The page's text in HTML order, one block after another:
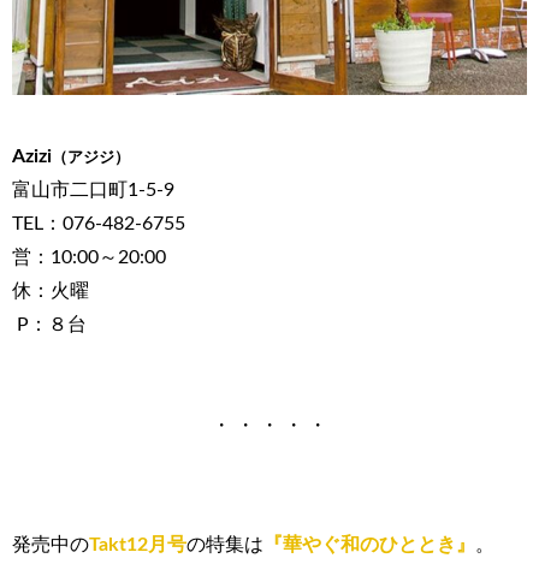
Azizi （ アジジ）
富山市二口町1-5-9
TEL：076-482-6755
営：10:00～20:00
休：火曜
P：８台
・ ・ ・ ・ ・
発売中のTakt12月号の特集は 『華やぐ和のひととき』 。